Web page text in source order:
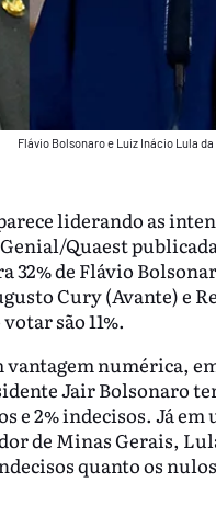
Flávio Bolsonaro e Luiz Inácio Lula da
liderando as
Quaest
de Flávio
Cury (Avante) e
são 11%.
numérica,
Jair Bolsonaro
e 2% indecisos. Já
de Minas Gerais,
quanto os nulos